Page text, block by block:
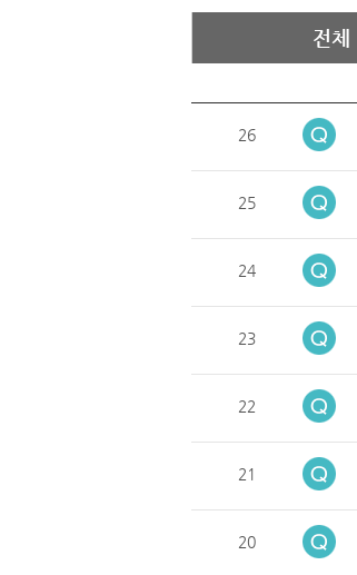
전체
26
25
24
23
22
21
20